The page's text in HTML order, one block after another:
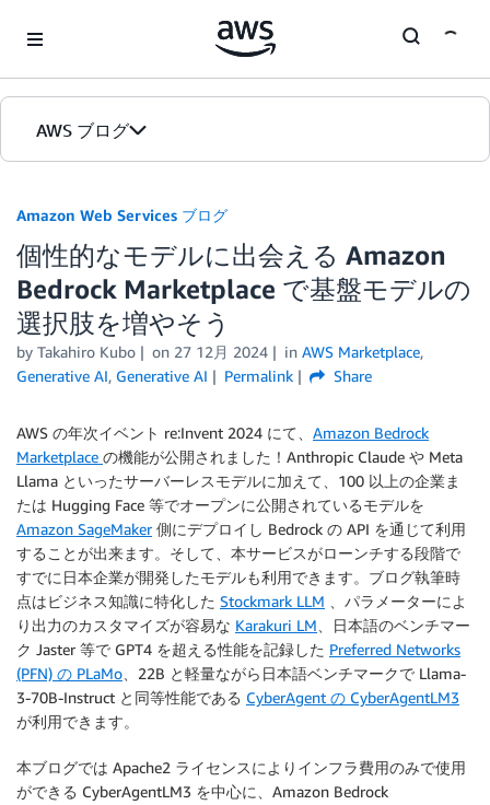
AWS ブログ
カテゴリ
エディション
Amazon Web Services ブログ
個性的なモデルに出会える Amazon
Bedrock Marketplace で基盤モデルの
選択肢を増やそう
by Takahiro Kubo on 27 12月 2024 in AWS Marketplace,
Generative AI, Generative AI Permalink Share
AWS の年次イベント re:Invent 2024 にて、 Amazon Bedrock
Marketplace の機能が公開されました！Anthropic Claude や Meta
Llama といったサーバーレスモデルに加えて、100 以上の企業ま
たは Hugging Face 等でオープンに公開されているモデルを
Amazon SageMaker側にデプロイし Bedrock の API を通じて利用
することが出来ます。そして、本サービスがローンチする段階で
すでに日本企業が開発したモデルも利用できます。ブログ執筆時
点はビジネス知識に特化した Stockmark LLM 、パラメーターによ
り出力のカスタマイズが容易な Karakuri LM 、日本語のベンチマー
ク Jaster 等で GPT4 を超える性能を記録した Preferred Networks
(PFN) の PLaMo 、22B と軽量ながら日本語ベンチマークで Llama-
3-70B-Instruct と同等性能である CyberAgent の CyberAgentLM3
が利用できます。
本ブログでは Apache2 ライセンスによりインフラ費用のみで使用
ができる CyberAgentLM3 を中心に、Amazon Bedrock